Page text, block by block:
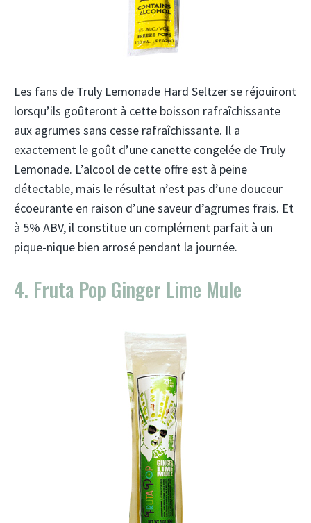
Les fans de Truly Lemonade Hard Seltzer se réjouiront
lorsqu’ils goûteront à cette boisson rafraîchissante
aux agrumes sans cesse rafraîchissante. Il a
exactement le goût d’une canette congelée de Truly
Lemonade. L’alcool de cette offre est à peine
détectable, mais le résultat n’est pas d’une douceur
écoeurante en raison d’une saveur d’agrumes frais. Et
à 5% ABV, il constitue un complément parfait à un
pique-nique bien arrosé pendant la journée.
4. Fruta Pop Ginger Lime Mule